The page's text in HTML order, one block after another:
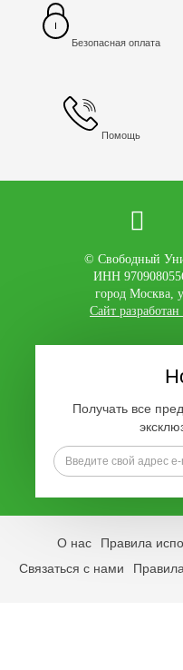
Безопасная оплата
Помощь
© Свободный
ИНН
город Москва,
Сайт
Получать все
О нас Правила
Связаться с нами